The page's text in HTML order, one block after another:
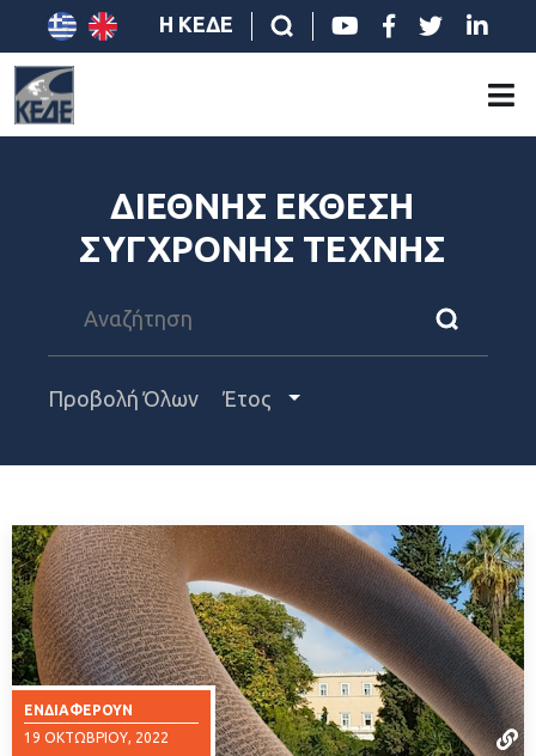
Η ΚΕΔΕ
ΔΙΕΘΝΗΣ ΕΚΘΕΣΗ
ΣΥΓΧΡΟΝΗΣ ΤΕΧΝΗΣ
Προβολή Όλων Έτος
ΕΝΔΙΑΦΈΡΟΥΝ
19 ΟΚΤΩΒΡΊΟΥ, 2022